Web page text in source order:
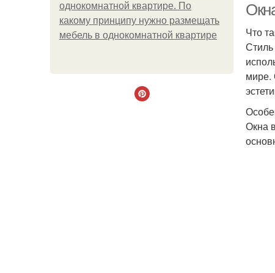
однокомнатной квартире. По
какому принципу нужно размещать
мебель в однокомнатной квартире
Что
мире.
Окна